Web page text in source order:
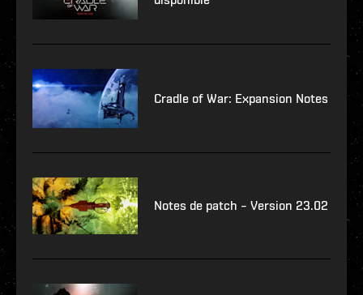
Cradle of War: Expansion Notes
Notes de patch – Version 23.02